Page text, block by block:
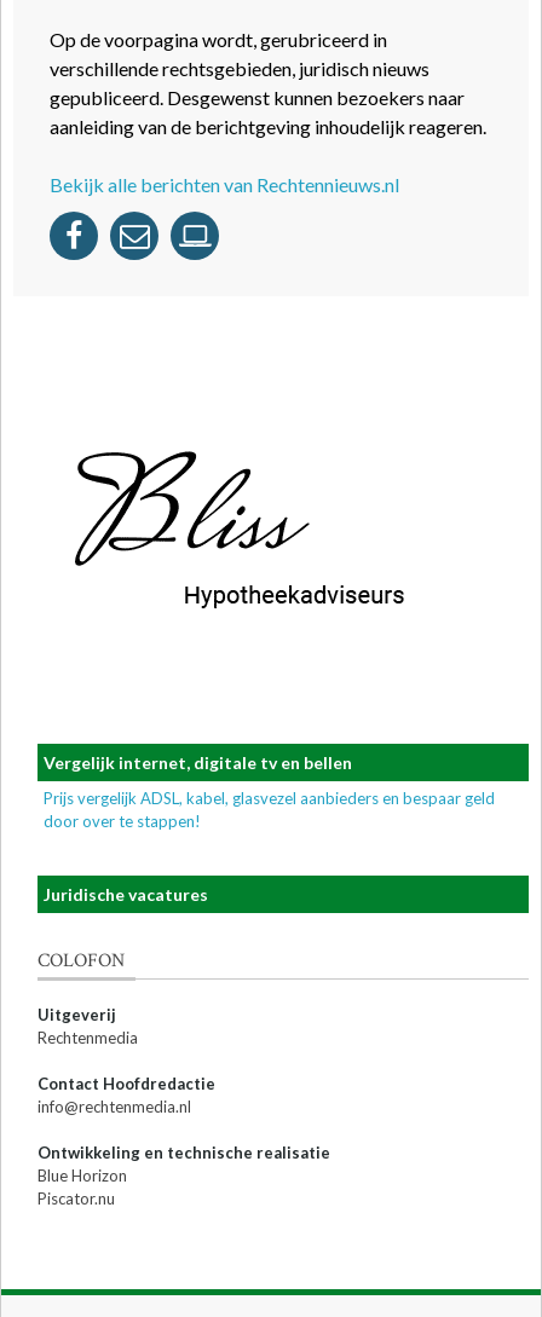
Op de voorpagina wordt, gerubriceerd in
verschillende rechtsgebieden, juridisch nieuws
gepubliceerd. Desgewenst kunnen bezoekers naar
aanleiding van de berichtgeving inhoudelijk reageren.
Bekijk alle berichten van Rechtennieuws.nl
Vergelijk internet, digitale tv en bellen
Prijs vergelijk ADSL, kabel, glasvezel aanbieders en bespaar geld
door over te stappen!
Juridische vacatures
COLOFON
Uitgeverij
Rechtenmedia
Contact Hoofdredactie
info@rechtenmedia.nl
Ontwikkeling en technische realisatie
Blue Horizon
Piscator.nu